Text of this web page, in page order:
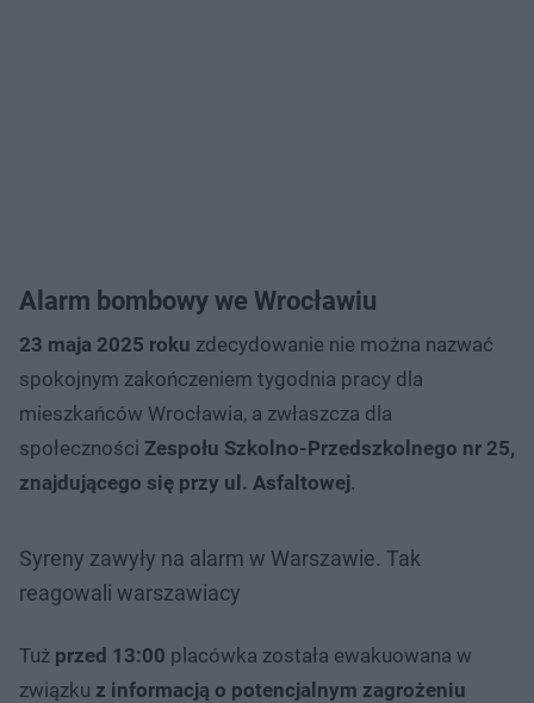
Alarm bombowy we Wrocławiu
23 maja 2025 roku zdecydowanie nie można nazwać
spokojnym zakończeniem tygodnia pracy dla
mieszkańców Wrocławia, a zwłaszcza dla
społeczności Zespołu Szkolno-Przedszkolnego nr 25,
znajdującego się przy ul. Asfaltowej.
Syreny zawyły na alarm w Warszawie. Tak
reagowali warszawiacy
Tuż przed 13:00 placówka została ewakuowana w
związku z informacją o potencjalnym zagrożeniu